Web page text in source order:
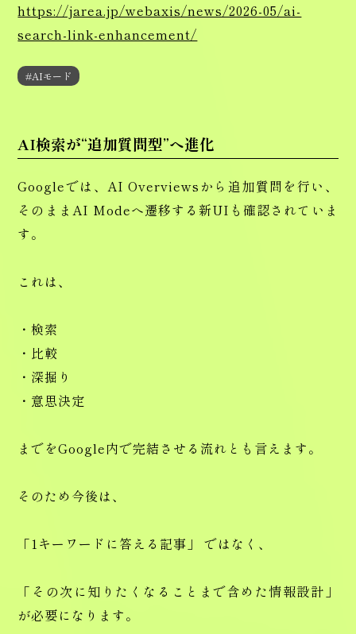
https://jarea.jp/webaxis/news/2026-05/ai-
search-link-enhancement/
#AIモード
AI検索が“追加質問型”へ進化
Googleでは、AI Overviewsから追加質問を行い、
そのままAI Modeへ遷移する新UIも確認されていま
す。
これは、
・検索
・比較
・深掘り
・意思決定
までをGoogle内で完結させる流れとも言えます。
そのため今後は、
「1キーワードに答える記事」 ではなく、
「その次に知りたくなることまで含めた情報設計」
が必要になります。